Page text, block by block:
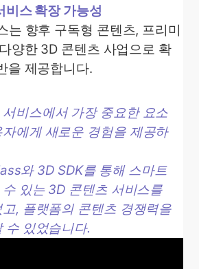
비스 확장 가능성
는 향후 구독형 콘텐츠, 프리미
양한 3D 콘텐츠 사업으로 확
을 제공합니다.
비스에서 가장 중요한 요소
에게 새로운 경험을 제공하
와 3D SDK를 통해 스마트
있는 3D 콘텐츠 서비스를
, 플랫폼의 콘텐츠 경쟁력을
수 있었습니다.